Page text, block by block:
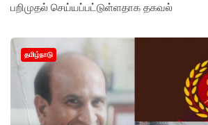
பறிமுதல் செய்யப்பட்டுள்ளதாக தகவல்
தமிழ்நாடு